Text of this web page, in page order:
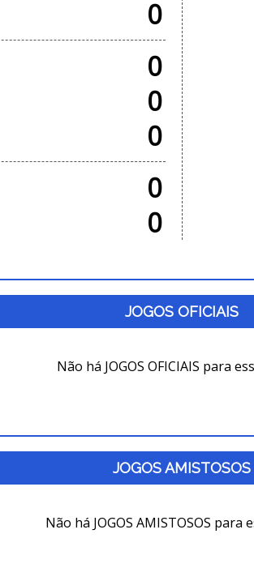
0
0
0
0
0
0
JOGOS OFICIAIS
Não há JOGOS OFICIAIS para
JOGOS AMISTOSOS
Não há JOGOS AMISTOSOS para